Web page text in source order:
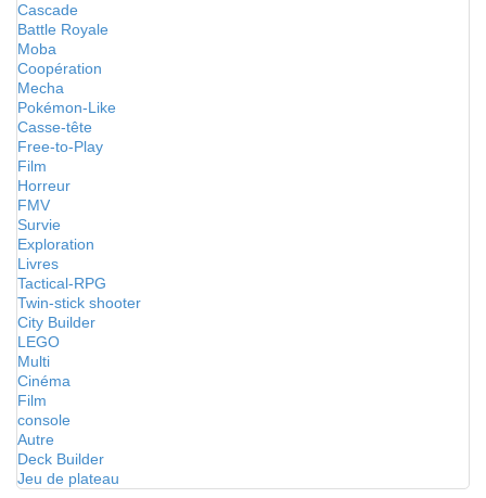
Cascade
Battle Royale
Moba
Coopération
Mecha
Pokémon-Like
Casse-tête
Free-to-Play
Film
Horreur
FMV
Survie
Exploration
Livres
Tactical-RPG
Twin-stick shooter
City Builder
LEGO
Multi
Cinéma
Film
console
Autre
Deck Builder
Jeu de plateau